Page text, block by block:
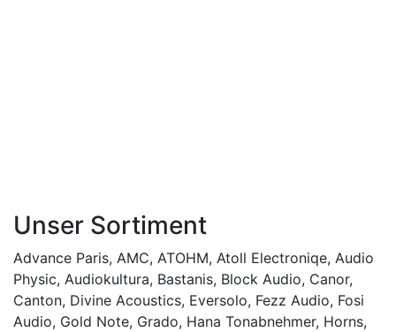
Unser Sortiment
Advance Paris, AMC, ATOHM, Atoll Electroniqe, Audio
Physic, Audiokultura, Bastanis, Block Audio, Canor,
Canton, Divine Acoustics, Eversolo, Fezz Audio, Fosi
Audio, Gold Note, Grado, Hana Tonabnehmer, Horns,